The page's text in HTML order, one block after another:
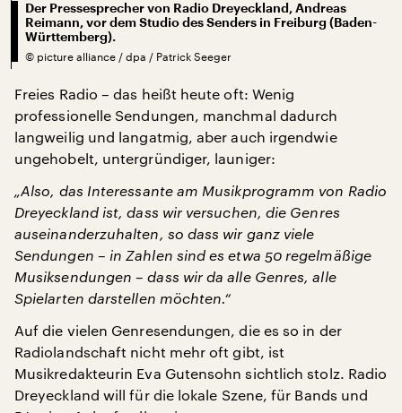
Der Pressesprecher von Radio Dreyeckland, Andreas
Reimann, vor dem Studio des Senders in Freiburg (Baden-
Württemberg).
© picture alliance / dpa / Patrick Seeger
Freies Radio – das heißt heute oft: Wenig
professionelle Sendungen, manchmal dadurch
langweilig und langatmig, aber auch irgendwie
ungehobelt, untergründiger, launiger:
„Also, das Interessante am Musikprogramm von Radio
Dreyeckland ist, dass wir versuchen, die Genres
auseinanderzuhalten, so dass wir ganz viele
Sendungen – in Zahlen sind es etwa 50 regelmäßige
Musiksendungen – dass wir da alle Genres, alle
Spielarten darstellen möchten.“
Auf die vielen Genresendungen, die es so in der
Radiolandschaft nicht mehr oft gibt, ist
Musikredakteurin Eva Gutensohn sichtlich stolz. Radio
Dreyeckland will für die lokale Szene, für Bands und